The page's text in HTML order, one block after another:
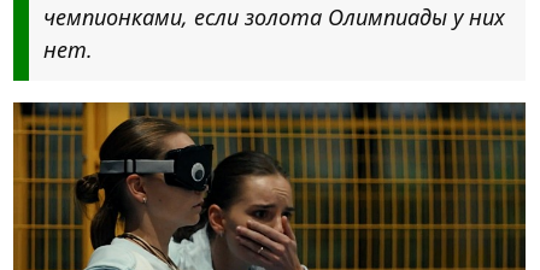
чемпионками, если золота Олимпиады у них
нет.